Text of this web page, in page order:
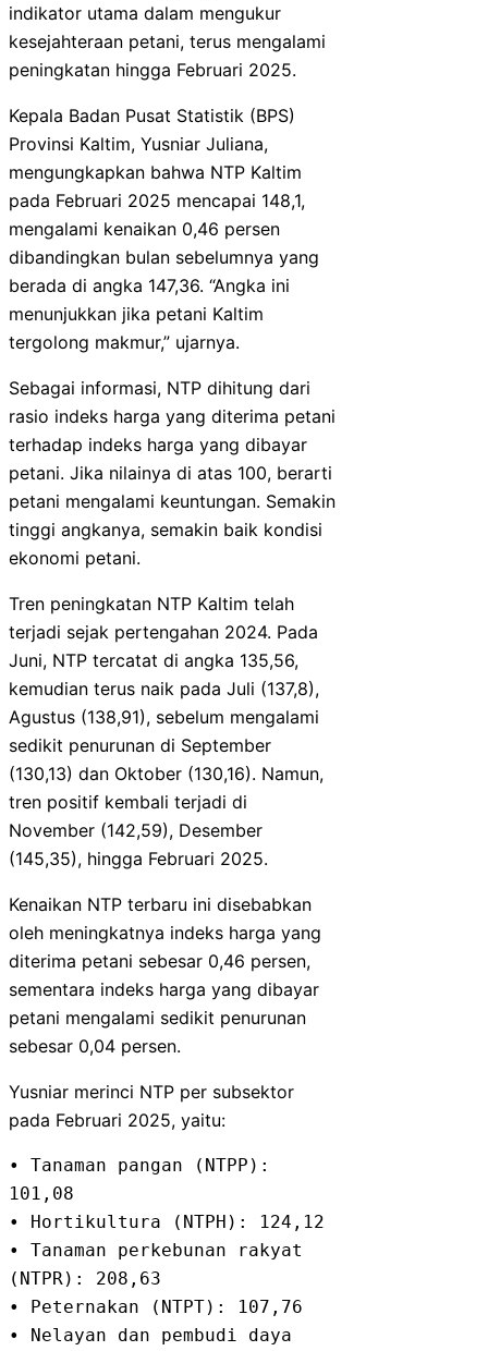
indikator utama dalam mengukur
kesejahteraan petani, terus mengalami
peningkatan hingga Februari 2025.
Kepala Badan Pusat Statistik (BPS)
Provinsi Kaltim, Yusniar Juliana,
mengungkapkan bahwa NTP Kaltim
pada Februari 2025 mencapai 148,1,
mengalami kenaikan 0,46 persen
dibandingkan bulan sebelumnya yang
berada di angka 147,36. “Angka ini
menunjukkan jika petani Kaltim
tergolong makmur,” ujarnya.
Sebagai informasi, NTP dihitung dari
rasio indeks harga yang diterima petani
terhadap indeks harga yang dibayar
petani. Jika nilainya di atas 100, berarti
petani mengalami keuntungan. Semakin
tinggi angkanya, semakin baik kondisi
ekonomi petani.
Tren peningkatan NTP Kaltim telah
terjadi sejak pertengahan 2024. Pada
Juni, NTP tercatat di angka 135,56,
kemudian terus naik pada Juli (137,8),
Agustus (138,91), sebelum mengalami
sedikit penurunan di September
(130,13) dan Oktober (130,16). Namun,
tren positif kembali terjadi di
November (142,59), Desember
(145,35), hingga Februari 2025.
Kenaikan NTP terbaru ini disebabkan
oleh meningkatnya indeks harga yang
diterima petani sebesar 0,46 persen,
sementara indeks harga yang dibayar
petani mengalami sedikit penurunan
sebesar 0,04 persen.
Yusniar merinci NTP per subsektor
pada Februari 2025, yaitu:
• Tanaman pangan (NTPP):
101,08
• Hortikultura (NTPH): 124,12
• Tanaman perkebunan rakyat
(NTPR): 208,63
• Peternakan (NTPT): 107,76
• Nelayan dan pembudi daya